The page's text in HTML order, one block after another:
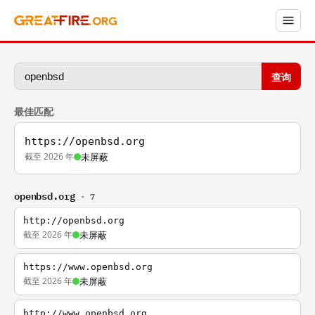
查询
最佳匹配
https://openbsd.org
截至 2026 年 未屏蔽
openbsd.org · 7
http://openbsd.org
截至 2026 年 未屏蔽
https://www.openbsd.org
截至 2026 年 未屏蔽